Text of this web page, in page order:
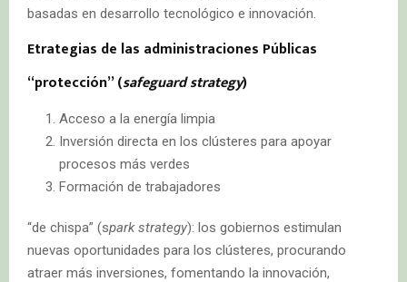
basadas en desarrollo tecnológico e innovación.
Etrategias de las administraciones Públicas
“protección” (safeguard strategy)
Acceso a la energía limpia
Inversión directa en los clústeres para apoyar
procesos más verdes
Formación de trabajadores
“de chispa” (spark strategy): los gobiernos estimulan
nuevas oportunidades para los clústeres, procurando
atraer más inversiones, fomentando la innovación,